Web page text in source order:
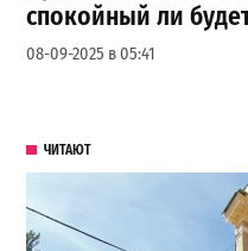
спокойный ли
08-09-2025 в 05:41
ЧИТАЮТ